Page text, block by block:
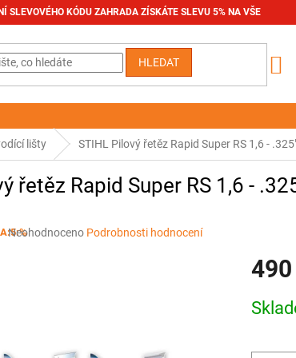
SLEVOVÉHO KÓDU ZAHRADA ZÍSKÁTE SLEVU 5% NA VŠE
HLEDAT
lišty STIHL Pilový řetěz Rapid Super RS 1,6 -
řetěz Rapid Super RS 1,6 -
Průměrné
Neohodnoceno Podrobnosti hodnocení
cena: